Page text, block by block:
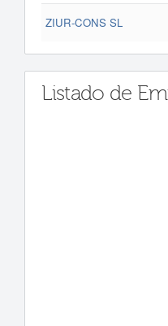
ZIUR-CONS SL
Listado de